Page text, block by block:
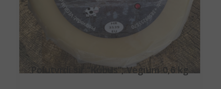
Polutvrdi sir “Kubus”, Vegium 0,6 kg